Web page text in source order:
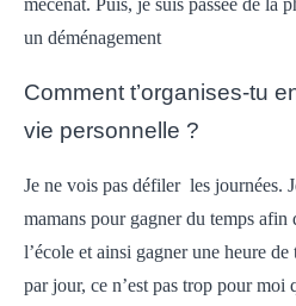
un déménagement
Comment t’organises-tu
vie personnelle ?
Je ne vois pas défiler les journées.
mamans pour gagner du temps afin
l’école et ainsi gagner une heure
par jour, ce n’est pas trop pour moi